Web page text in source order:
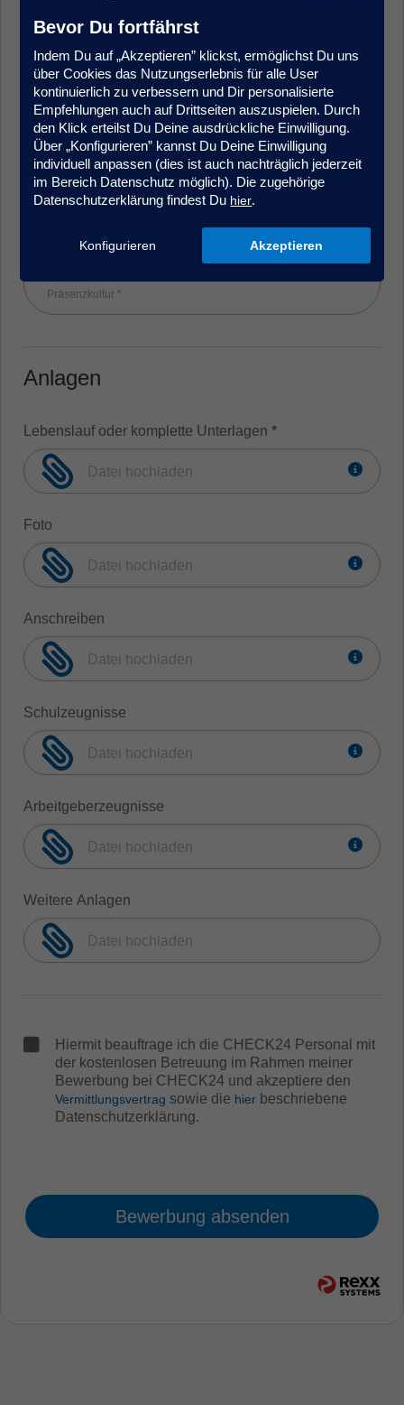
Kündigungsfrist
Präsenzkultur *
Anlagen
Lebenslauf oder komplette Unterlagen *
Datei hochladen
Foto
Datei hochladen
Anschreiben
Datei hochladen
Schulzeugnisse
Datei hochladen
Arbeitgeberzeugnisse
Datei hochladen
Weitere Anlagen
Datei hochladen
Hiermit beauftrage ich die CHECK24 Personal mit
der kostenlosen Betreuung im Rahmen meiner
Bewerbung bei CHECK24 und akzeptiere den
Vermittlungsvertrag sowie die hier beschriebene
Datenschutzerklärung.
Bewerbung absenden
Bevor Du fortfährst
Indem Du auf „Akzeptieren” klickst, ermöglichst Du uns
über Cookies das Nutzungserlebnis für alle User
kontinuierlich zu verbessern und Dir personalisierte
Empfehlungen auch auf Drittseiten auszuspielen. Durch
den Klick erteilst Du Deine ausdrückliche Einwilligung.
Über „Konfigurieren” kannst Du Deine Einwilligung
individuell anpassen (dies ist auch nachträglich jederzeit
im Bereich Datenschutz möglich). Die zugehörige
Datenschutzerklärung findest Du hier.
Konfigurieren Akzeptieren